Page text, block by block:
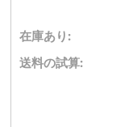
在庫あり:
送料の試算: